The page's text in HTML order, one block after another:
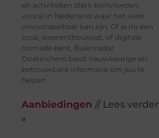
en activiteiten sterk beïnvloeden,
vooral in Nederland waar het weer
onvoorspelbaar kan zijn. Of je nu een
local, weerenthousiast, of digitale
nomade bent, Buienradar
Doetinchem biedt nauwkeurige en
betrouwbare informatie om jou te
helpen
Aanbiedingen // Lees verder
»